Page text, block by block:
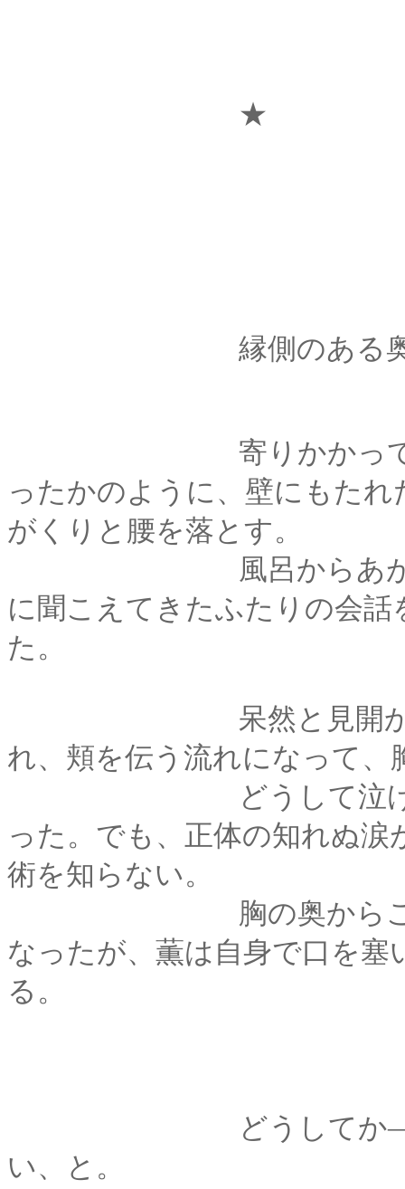
★
縁側のある奥の間で
寄りかかっていた自
ったかのように、壁にもた
がくりと腰を落とす。
風呂からあがった薫
に聞こえてきたふたりの会
た。
呆然と見開かれた目
れ、頬を伝う流れになって、
どうして泣けてくる
った。でも、正体の知れぬ
術を知らない。
胸の奥からこみ上げ
なったが、薫は自身で口を
る。
どうしてか―――こ
い、と。